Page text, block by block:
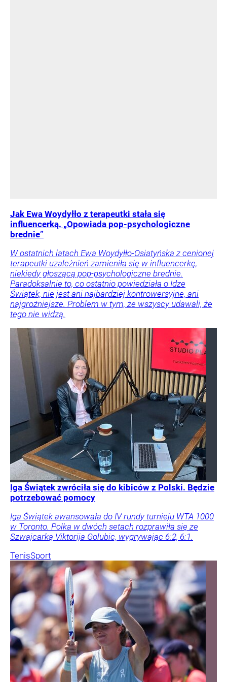
Jak Ewa Woydyłło z terapeutki stała się
influencerką. „Opowiada pop-psychologiczne
brednie”
W ostatnich latach Ewa Woydyłło-Osiatyńska z cenionej
terapeutki uzależnień zamieniła się w influencerkę,
niekiedy głoszącą pop-psychologiczne brednie.
Paradoksalnie to, co ostatnio powiedziała o Idze
Świątek, nie jest ani najbardziej kontrowersyjne, ani
najgroźniejsze. Problem w tym, że wszyscy udawali, że
tego nie widzą.
Iga Świątek zwróciła się do kibiców z Polski. Będzie
potrzebować pomocy
Iga Świątek awansowała do IV rundy turnieju WTA 1000
w Toronto. Polka w dwóch setach rozprawiła się ze
Szwajcarką Viktorija Golubic, wygrywając 6:2, 6:1.
TenisSport